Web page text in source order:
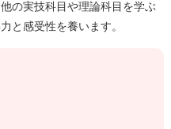
の実技科目や理論科目を学ぶ
と感受性を養います。